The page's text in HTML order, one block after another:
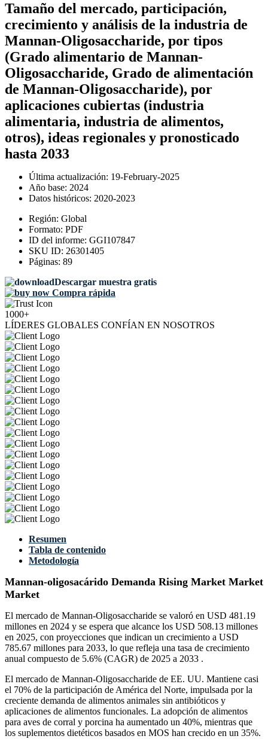
Tamaño del mercado, participación,
crecimiento y análisis de la industria de
Mannan-Oligosaccharide, por tipos
(Grado alimentario de Mannan-
Oligosaccharide, Grado de alimentación
de Mannan-Oligosaccharide), por
aplicaciones cubiertas (industria
alimentaria, industria de alimentos,
otros), ideas regionales y pronosticado
hasta 2033
Última actualización: 19-February-2025
Año base: 2024
Datos históricos: 2020-2023
Región: Global
Formato: PDF
ID del informe: GGI107847
SKU ID: 26301405
Páginas: 89
Descargar muestra gratis
Compra rápida
1000+
LÍDERES GLOBALES CONFÍAN EN NOSOTROS
Resumen
Tabla de contenido
Metodología
Mannan-oligosacárido Demanda Rising Market Market
Market
El mercado de Mannan-Oligosaccharide se valoró en USD 481.19
millones en 2024 y se espera que alcance los USD 508.13 millones
en 2025, con proyecciones que indican un crecimiento a USD
785.67 millones para 2033, lo que refleja una tasa de crecimiento
anual compuesto de 5.6% (CAGR) de 2025 a 2033 .
El mercado de Mannan-Oligosaccharide de EE. UU. Mantiene casi
el 70% de la participación de América del Norte, impulsada por la
creciente demanda de alimentos animales sin antibióticos y
aplicaciones de alimentos funcionales. La adopción de alimentos
para aves de corral y porcina ha aumentado un 40%, mientras que
los suplementos dietéticos basados ​​en MOS han crecido en un 35%.